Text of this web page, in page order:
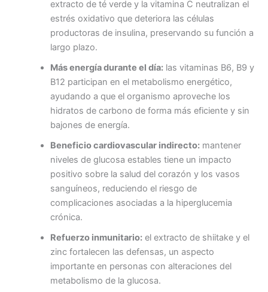
extracto de té verde y la vitamina C neutralizan el
estrés oxidativo que deteriora las células
productoras de insulina, preservando su función a
largo plazo.
Más energía durante el día:las vitaminas B6, B9 y
B12 participan en el metabolismo energético,
ayudando a que el organismo aproveche los
hidratos de carbono de forma más eficiente y sin
bajones de energía.
Beneficio cardiovascular indirecto:mantener
niveles de glucosa estables tiene un impacto
positivo sobre la salud del corazón y los vasos
sanguíneos, reduciendo el riesgo de
complicaciones asociadas a la hiperglucemia
crónica.
Refuerzo inmunitario:el extracto de shiitake y el
zinc fortalecen las defensas, un aspecto
importante en personas con alteraciones del
metabolismo de la glucosa.